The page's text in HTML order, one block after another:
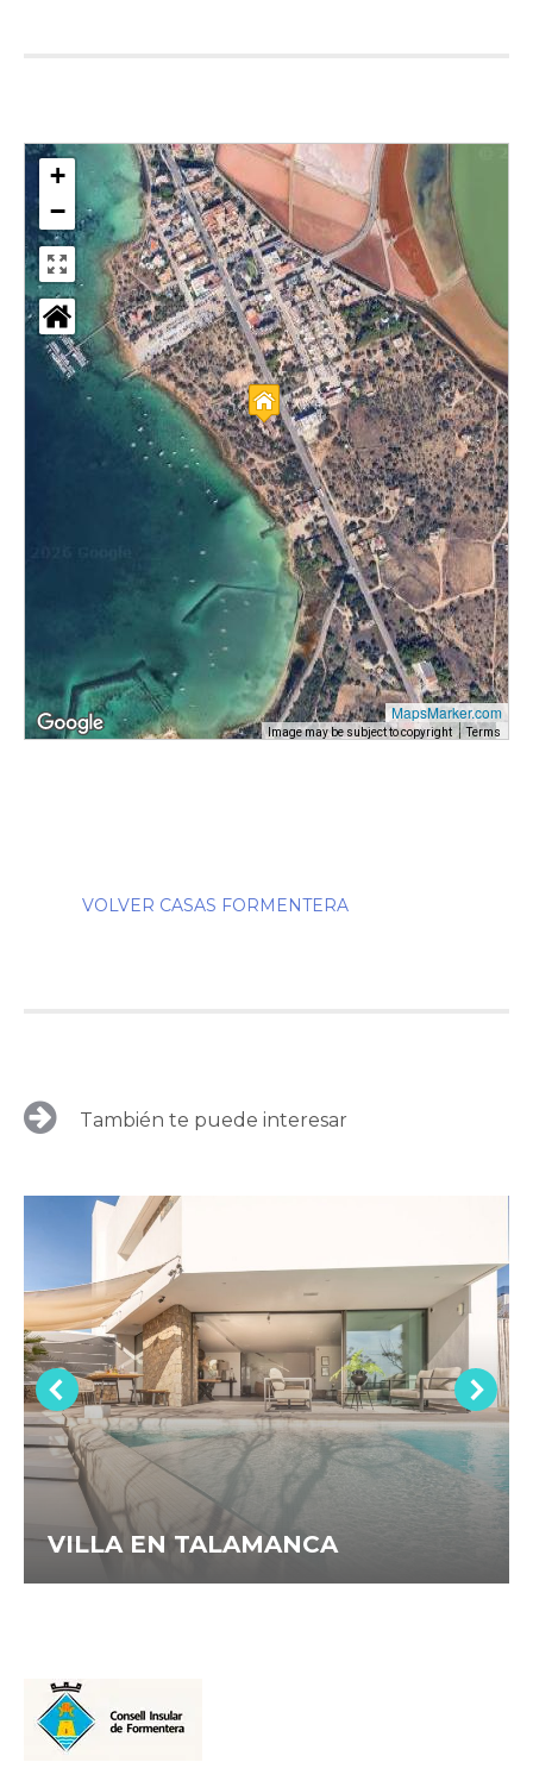
+
−
MapsMarker.com
Image may be subject to copyright Terms
VOLVER CASAS FORMENTERA
También te puede interesar
VILLA EN TALAMANCA